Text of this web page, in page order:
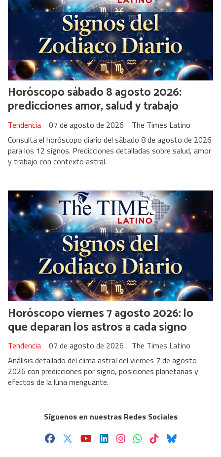
Horóscopo sábado 8 agosto 2026:
predicciones amor, salud y trabajo
The Times Latino
Tendencia
07 de agosto de 2026
Consulta el horóscopo diario del sábado 8 de agosto de 2026
para los 12 signos. Predicciones detalladas sobre salud, amor
y trabajo con contexto astral.
Horóscopo viernes 7 agosto 2026: lo
que deparan los astros a cada signo
The Times Latino
Tendencia
07 de agosto de 2026
Análisis detallado del clima astral del viernes 7 de agosto
2026 con predicciones por signo, posiciones planetarias y
efectos de la luna menguante.
Síguenos en nuestras Redes Sociales